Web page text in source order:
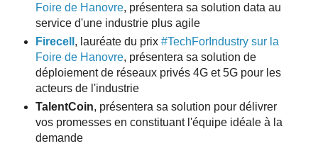
Foire de Hanovre, présentera sa solution data au
service d'une industrie plus agile
Firecell , lauréate du prix #TechForIndustry sur la
Foire de Hanovre, présentera sa solution de
déploiement de réseaux privés 4G et 5G pour les
acteurs de l'industrie
TalentCoin, présentera sa solution pour délivrer
vos promesses en constituant l'équipe idéale à la
demande